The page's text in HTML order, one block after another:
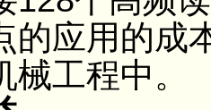
的应用的成
工程中。